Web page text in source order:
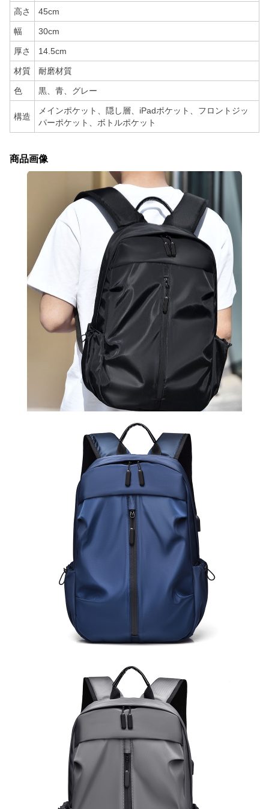
高さ 45cm
幅 30cm
厚さ 14.5cm
材質 耐磨材質
色 黒、青、グレー
構造
メインポケット、隠し層、iPadポケット、フロントジッ
パーポケット、ボトルポケット
商品画像